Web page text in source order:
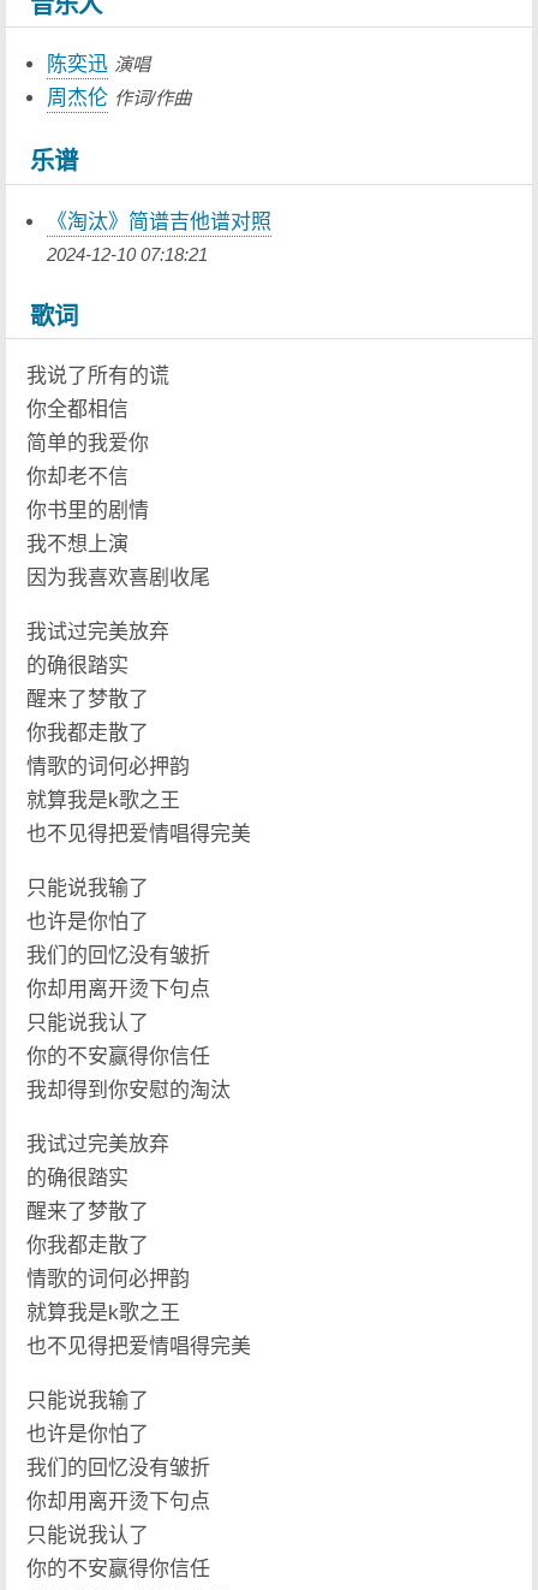
陈奕迅 演唱
周杰伦 作词/作曲
乐谱
《淘汰》简谱吉他谱对照
2024-12-10 07:18:21
歌词
我说了所有的谎
你全都相信
简单的我爱你
你却老不信
你书里的剧情
我不想上演
因为我喜欢喜剧收尾
我试过完美放弃
的确很踏实
醒来了梦散了
你我都走散了
情歌的词何必押韵
就算我是k歌之王
也不见得把爱情唱得完美
只能说我输了
也许是你怕了
我们的回忆没有皱折
你却用离开烫下句点
只能说我认了
你的不安赢得你信任
我却得到你安慰的淘汰
我试过完美放弃
的确很踏实
醒来了梦散了
你我都走散了
情歌的词何必押韵
就算我是k歌之王
也不见得把爱情唱得完美
只能说我输了
也许是你怕了
我们的回忆没有皱折
你却用离开烫下句点
只能说我认了
你的不安赢得你信任